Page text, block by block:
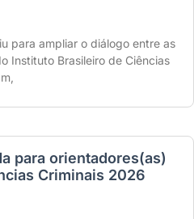
para ampliar o diálogo entre as
Instituto Brasileiro de Ciências
para orientadores(as)
Criminais 2026